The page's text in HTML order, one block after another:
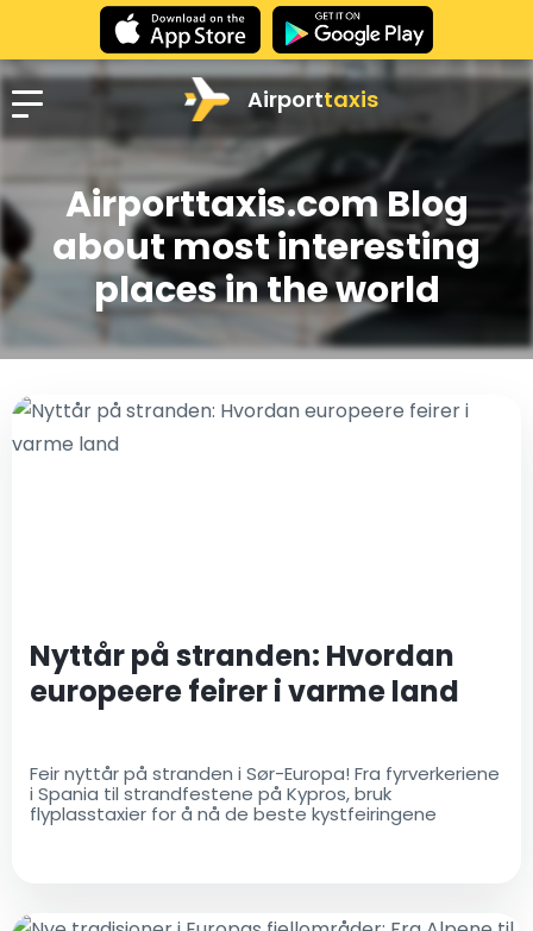
Airporttaxis
Airporttaxis.com Blog
about most interesting
places in the world
Nyttår på stranden: Hvordan
europeere feirer i varme land
Feir nyttår på stranden i Sør-Europa! Fra fyrverkeriene
i Spania til strandfestene på Kypros, bruk
flyplasstaxier for å nå de beste kystfeiringene